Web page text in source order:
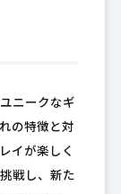
ニークなギ
の特徴と対
イが楽しく
戦し、新た